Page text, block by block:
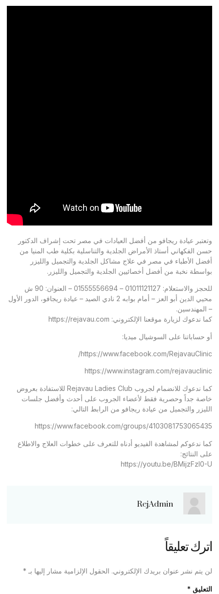
وتعتبر عيادة ريجافو من أفضل العيادات في مصر تحت إشراف الدكتور
حسن الفكهاني أستاذ الأمراض الجلدية والتناسلية بكلية طب المنيا من
أفضل الأطباء في مصر في علاج مشاكل الجلدية والتجميل والليزر
بواسطة نخبة من أفضل أخصائيين الجلدية والتجميل والليزر.
للحجز والاستعلام: 01011121127 – 01555556694 – العنوان: 90 ش
محيي الدين أبو العز – أمام بوابه 2 نادي الصيد – عيادة ريجافو، الدور الأول
– المهندسين.
كما ندعوك لزيارة موقعنا الإلكتروني: https://rejavau.com
أو حساباتنا على السوشيال ميديا:
https://www.facebook.com/RejavauClinic/
https://www.instagram.com/rejavauclinic
كما ندعوك للانضمام لجروب Rejavau Ladies Club للاستفادة بعروض
خاصة جداً وحصرية فقط لأعضاء الجروب على أحدث وأفضل جلسات
الليزر والتجميل من عيادة ريجافو من الرابط التالي:
https://www.facebook.com/groups/4103081753065435
كما ندعوكم لمشاهدة الفيديو أدناه للتعرف على خطوات العلاج والاطلاع
على النتائج:
https://youtu.be/BMijzFzl0-U
RejAdmin
اترك تعليقاً
لن يتم نشر عنوان بريدك الإلكتروني. الحقول الإلزامية مشار إليها بـ *
التعليق *